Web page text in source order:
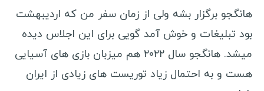
سفرنامه آسیا و اقیانوسیه
چین
ژاپن
مالدیو
هانگجو برگزار بشه ولی از زمان سفر من که اردیبهشت
بود تبلیغات و خوش آمد گویی برای این اجلاس دیده
میشد. هانگجو سال ۲۰۲۲ هم میزبان بازی های آسیایی
هست و به احتمال زیاد توریست های زیادی از ایران